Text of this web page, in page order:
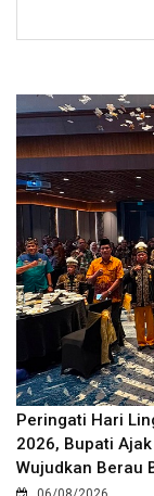
Peringati Hari
2026, Bupati
Wujudkan Berau